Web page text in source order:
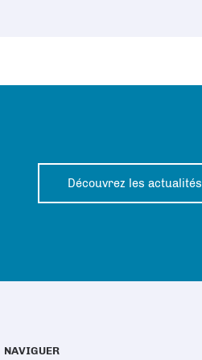
Découvrez les actualités
NAVIGUER